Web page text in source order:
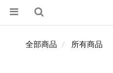
全部商品 所有商品